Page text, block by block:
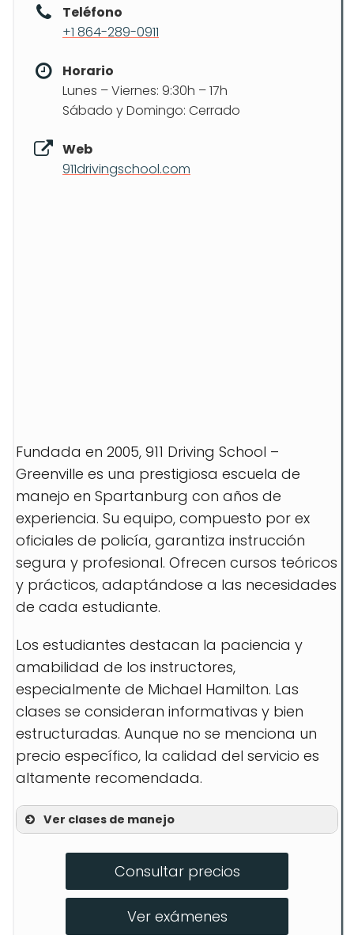
Teléfono
+1 864-289-0911
Horario
Lunes – Viernes: 9:30h – 17h
Sábado y Domingo: Cerrado
Web
911drivingschool.com
Fundada en 2005, 911 Driving School –
Greenville es una prestigiosa escuela de
manejo en Spartanburg con años de
experiencia. Su equipo, compuesto por ex
oficiales de policía, garantiza instrucción
segura y profesional. Ofrecen cursos teóricos
y prácticos, adaptándose a las necesidades
de cada estudiante.
Los estudiantes destacan la paciencia y
amabilidad de los instructores,
especialmente de Michael Hamilton. Las
clases se consideran informativas y bien
estructuradas. Aunque no se menciona un
precio específico, la calidad del servicio es
altamente recomendada.
Ver clases de manejo
Sesiones prácticas
Exámenes de manejo
Consultar precios
Ver exámenes